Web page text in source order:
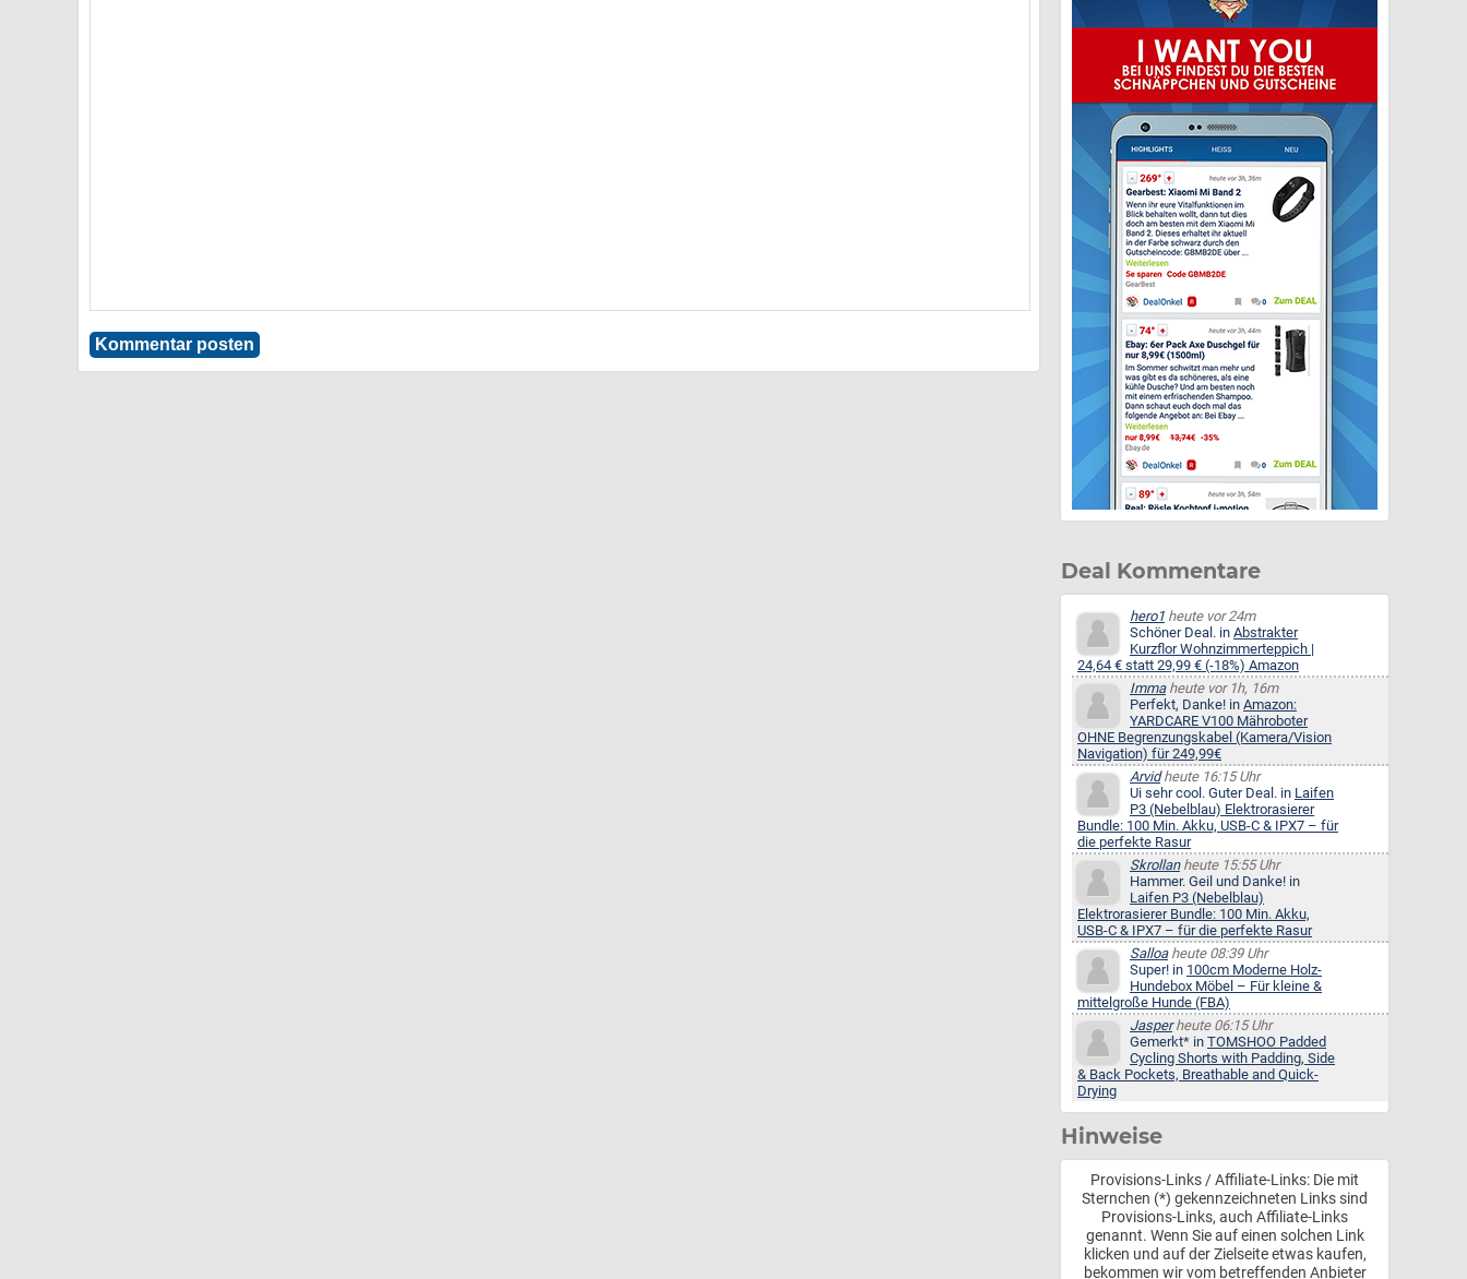
Deal Kommentare
hero1 heute vor 24m
Schöner Deal. in Abstrakter
Kurzflor Wohnzimmerteppich |
24,64 € statt 29,99 € (-18%) Amazon
Immaheute vor 1h, 16m
Perfekt, Danke! in Amazon:
YARDCARE V100 Mähroboter
OHNE Begrenzungskabel (Kamera/Vision
Navigation) für 249,99€
Arvidheute 16:15 Uhr
Ui sehr cool. Guter Deal. in Laifen
P3 (Nebelblau) Elektrorasierer
Bundle: 100 Min. Akku, USB-C & IPX7 – für
die perfekte Rasur
Skrollanheute 15:55 Uhr
Hammer. Geil und Danke! in
Laifen P3 (Nebelblau)
Elektrorasierer Bundle: 100 Min. Akku,
USB-C & IPX7 – für die perfekte Rasur
Salloaheute 08:39 Uhr
Super! in 100cm Moderne Holz-
Hundebox Möbel – Für kleine &
mittelgroße Hunde (FBA)
Jasperheute 06:15 Uhr
Gemerkt* in TOMSHOO Padded
Cycling Shorts with Padding, Side
& Back Pockets, Breathable and Quick-
Drying
Hinweise
Provisions-Links / Affiliate-Links: Die mit
Sternchen (*) gekennzeichneten Links sind
Provisions-Links, auch Affiliate-Links
genannt. Wenn Sie auf einen solchen Link
klicken und auf der Zielseite etwas kaufen,
bekommen wir vom betreffenden Anbieter